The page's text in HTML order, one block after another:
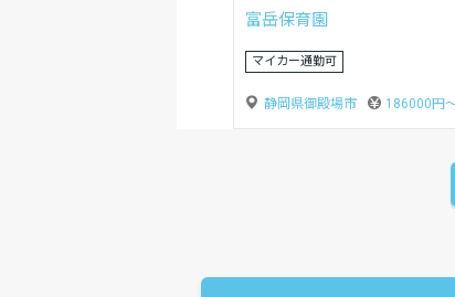
第三ゆりかご保育所
賞与3ヶ月以上
静岡県焼津市 173000円〜